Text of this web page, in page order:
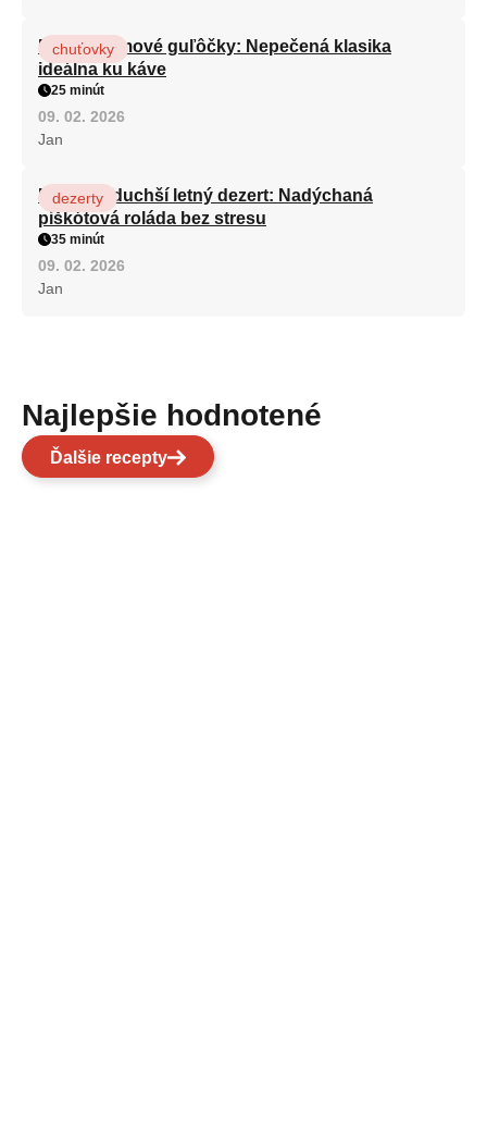
Rýchle rumové guľôčky: Nepečená klasika
ideálna ku káve
chuťovky
25 minút
09. 02. 2026
Jan
Najjednoduchší letný dezert: Nadýchaná
piškótová roláda bez stresu
dezerty
35 minút
09. 02. 2026
Jan
Najlepšie hodnotené
Ďalšie recepty